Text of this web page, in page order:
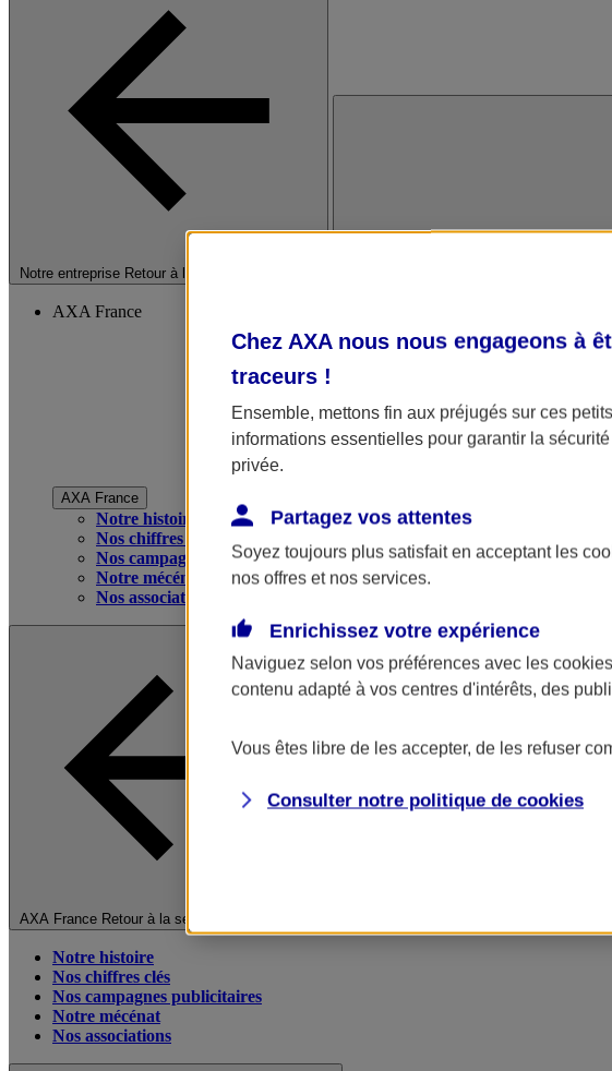
Notre entreprise Retour à la section précédente
AXA France
AXA France
Notre histoire
Nos chiffres clés
Nos campagnes publicitaires
Notre mécénat
Nos associations
AXA France Retour à la section précédente
Notre histoire
Nos chiffres clés
Nos campagnes publicitaires
Notre mécénat
Nos associations
Chez AXA nous nous engageons à
traceurs !
Ensemble, mettons fin aux préjugés sur ces
informations essentielles pour garantir la
privée.
Partagez vos attentes
Soyez toujours plus satisfait en acceptant les
nos offres et nos services.
Enrichissez votre expérience
Naviguez selon vos préférences avec les
contenu adapté à vos centres d'intérêts, des
Vous êtes libre de les accepter, de les refuser
Consulter notre politique de cookies